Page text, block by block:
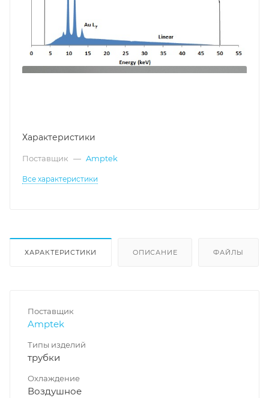
Характеристики
Поставщик — Amptek
Все характеристики
ХАРАКТЕРИСТИКИ ОПИСАНИЕ ФАЙЛЫ
Поставщик
Amptek
Типы изделий
трубки
Охлаждение
Воздушное